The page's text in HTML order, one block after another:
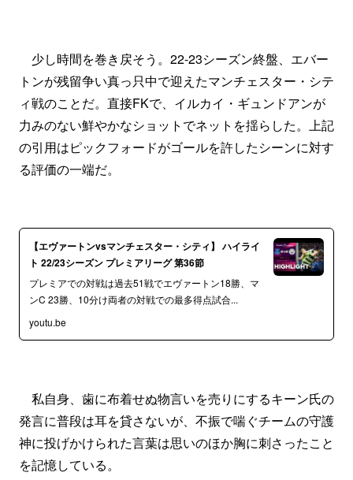
少し時間を巻き戻そう。22-23シーズン終盤、エバー
トンが残留争い真っ只中で迎えたマンチェスター・シテ
ィ戦のことだ。直接FKで、イルカイ・ギュンドアンが
力みのない鮮やかなショットでネットを揺らした。上記
の引用はピックフォードがゴールを許したシーンに対す
る評価の一端だ。
【エヴァートンvsマンチェスター・シティ】 ハイライ
ト 22/23シーズン プレミアリーグ 第36節
プレミアでの対戦は過去51戦でエヴァートン18勝、マ
ンC 23勝、10分け両者の対戦での最多得点試合...
youtu.be
私自身、歯に布着せぬ物言いを売りにするキーン氏の
発言に普段は耳を貸さないが、不振で喘ぐチームの守護
神に投げかけられた言葉は思いのほか胸に刺さったこと
を記憶している。